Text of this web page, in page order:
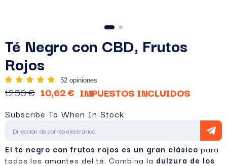
Té Negro con CBD, Frutos
Rojos
52 opiniones
12,50 € 10,62 € IMPUESTOS INCLUIDOS
Subscribe To When In Stock
El té negro con frutos rojos es un gran clásico para
todos los amantes del té. Combina la dulzura de los